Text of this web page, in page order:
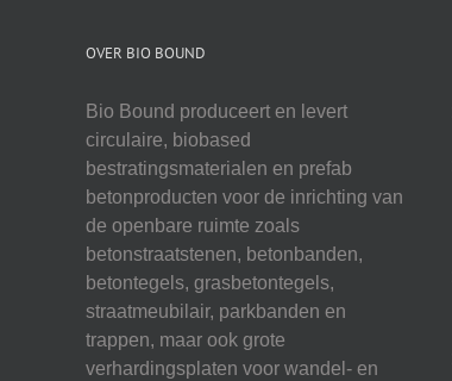
OVER BIO BOUND
Bio Bound produceert en levert
circulaire, biobased
bestratingsmaterialen en prefab
betonproducten voor de inrichting van
de openbare ruimte zoals
betonstraatstenen, betonbanden,
betontegels, grasbetontegels,
straatmeubilair, parkbanden en
trappen, maar ook grote
verhardingsplaten voor wandel- en